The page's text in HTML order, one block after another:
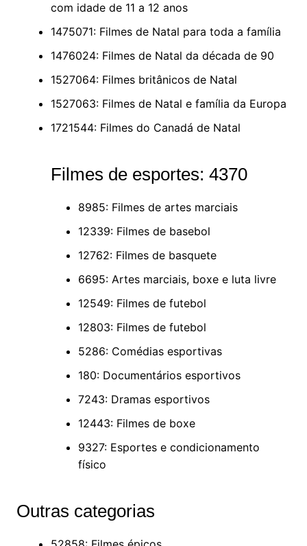
com idade de 11 a 12 anos
1475071: Filmes de Natal para toda a família
1476024: Filmes de Natal da década de 90
1527064: Filmes britânicos de Natal
1527063: Filmes de Natal e família da Europa
1721544: Filmes do Canadá de Natal
Filmes de esportes: 4370
8985: Filmes de artes marciais
12339: Filmes de basebol
12762: Filmes de basquete
6695: Artes marciais, boxe e luta livre
12549: Filmes de futebol
12803: Filmes de futebol
5286: Comédias esportivas
180: Documentários esportivos
7243: Dramas esportivos
12443: Filmes de boxe
9327: Esportes e condicionamento
físico
Outras categorias